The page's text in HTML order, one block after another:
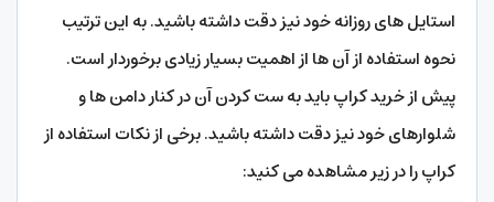
استایل های روزانه خود نیز دقت داشته باشید. به این ترتیب
نحوه استفاده از آن ها از اهمیت بسیار زیادی برخوردار است.
پیش از خرید کراپ باید به ست کردن آن در کنار دامن ها و
شلوارهای خود نیز دقت داشته باشید. برخی از نکات استفاده از
کراپ را در زیر مشاهده می کنید: